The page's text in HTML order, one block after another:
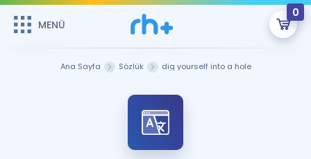
MENÜ
0
Sepetin Şu An Boş.
Remzi Hoca ile seni sınava hazırlayacak onlarca eğitim seni
bekliyor!
MENÜ
Ana Sayfa Sözlük dig yourself into a hole